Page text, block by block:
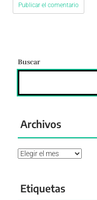
Buscar
Archivos
Archivos
Etiquetas